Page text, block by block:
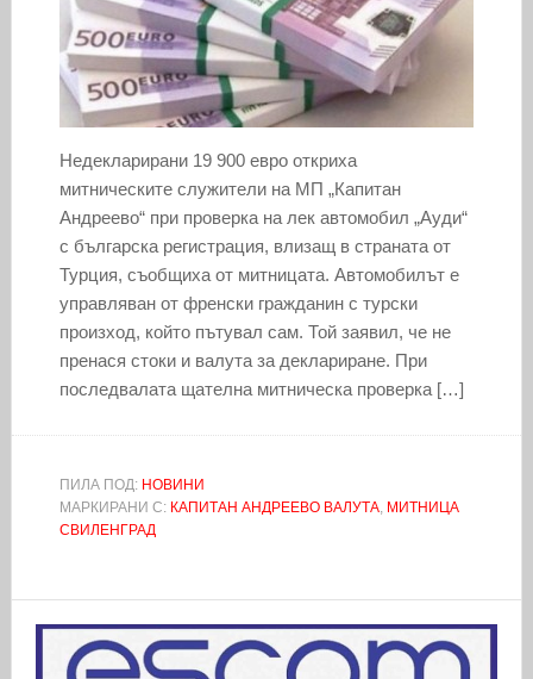
Недекларирани 19 900 евро откриха
митническите служители на МП „Капитан
Андреево“ при проверка на лек автомобил „Ауди“
с българска регистрация, влизащ в страната от
Турция, съобщиха от митницата. Автомобилът е
управляван от френски гражданин с турски
произход, който пътувал сам. Той заявил, че не
пренася стоки и валута за деклариране. При
последвалата щателна митническа проверка […]
ПИЛА ПОД: НОВИНИ
МАРКИРАНИ С: КАПИТАН АНДРЕЕВО ВАЛУТА, МИТНИЦА
СВИЛЕНГРАД